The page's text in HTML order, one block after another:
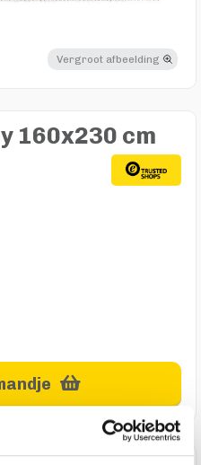
Vergroot afbeelding
160x230 cm